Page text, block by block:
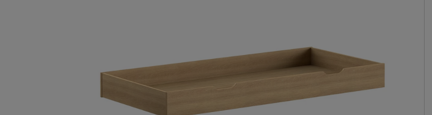
én schoon houden.
je terugvinden bij het
Meulebeeksestraat 51, 8710, Wielsbeke,
België
Emailadres